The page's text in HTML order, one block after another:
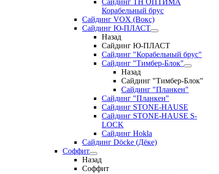
Сайдинг ТН ОПТИМА
Корабельный брус
Сайдинг VOX (Вокс)
Сайдинг Ю-ПЛАСТ
Назад
Сайдинг Ю-ПЛАСТ
Сайдинг "Корабельный брус"
Сайдинг "Тимбер-Блок"
Назад
Сайдинг "Тимбер-Блок"
Сайдинг "Планкен"
Сайдинг "Планкен"
Сайдинг STONE-HAUSE
Сайдинг STONE-HAUSE S-
LOCK
Сайдинг Hokla
Сайдинг Döcke (Дёке)
Соффит
Назад
Соффит